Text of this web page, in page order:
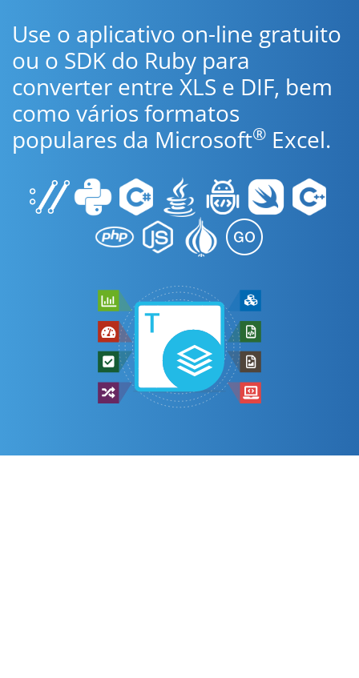
Use o aplicativo on-line gratuito
ou o SDK do Ruby para
converter entre XLS e DIF, bem
como vários formatos
populares da Microsoft® Excel.